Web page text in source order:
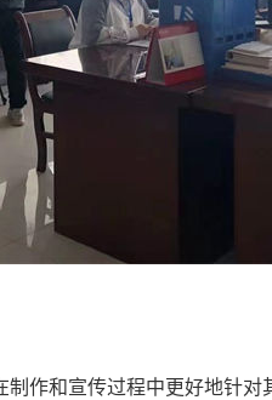
作和宣传过程中更好地针